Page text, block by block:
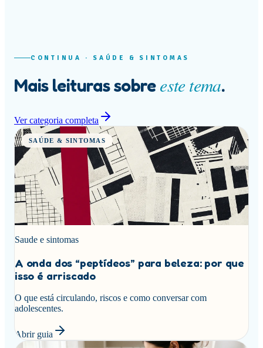
CONTINUA · SAÚDE & SINTOMAS
Mais leituras sobreeste tema.
Ver categoria completa
SAÚDE & SINTOMAS
Saude e sintomas
A onda dos “peptídeos” para beleza: por que
isso é arriscado
O que está circulando, riscos e como conversar com
adolescentes.
Abrir guia